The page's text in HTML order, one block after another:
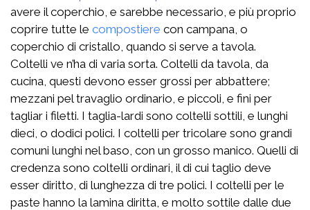
avere il coperchio, e sarebbe necessario, e più proprio
coprire tutte le compostiere con campana, o
coperchio di cristallo, quando si serve a tavola.
Coltelli ve n’ha di varia sorta. Coltelli da tavola, da
cucina, questi devono esser grossi per abbattere;
mezzani pel travaglio ordinario, e piccoli, e fini per
tagliar i filetti. I taglia-lardi sono coltelli sottili, e lunghi
dieci, o dodici polici. I coltelli per tricolare sono grandi
comuni lunghi nel baso, con un grosso manico. Quelli di
credenza sono coltelli ordinari, il di cui taglio deve
esser diritto, di lunghezza di tre polici. I coltelli per le
paste hanno la lamina diritta, e molto sottile dalle due